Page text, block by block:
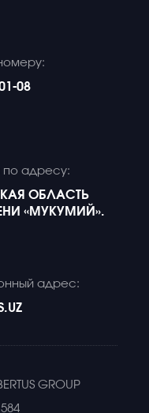
08
ОБЛАСТЬ
«МУКУМИЙ».
по адресу:
адрес:
GROUP